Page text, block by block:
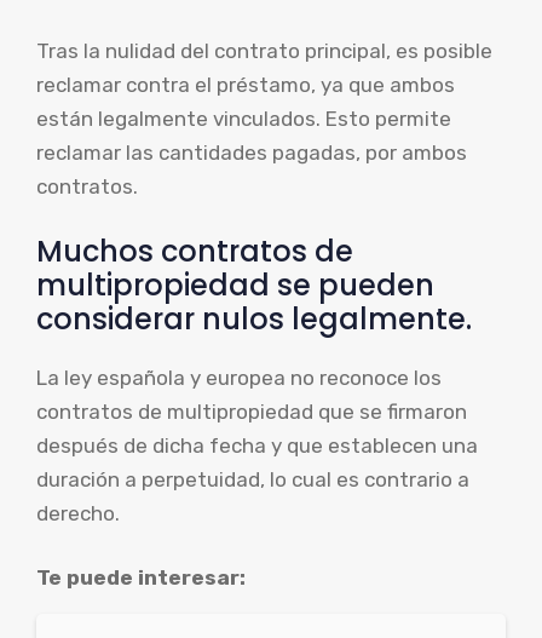
Tras la nulidad del contrato principal, es posible
reclamar contra el préstamo, ya que ambos
están legalmente vinculados. Esto permite
reclamar las cantidades pagadas, por ambos
contratos.
Muchos contratos de
multipropiedad se pueden
considerar nulos legalmente.
La ley española y europea no reconoce los
contratos de multipropiedad que se firmaron
después de dicha fecha y que establecen una
duración a perpetuidad, lo cual es contrario a
derecho.
Te puede interesar: